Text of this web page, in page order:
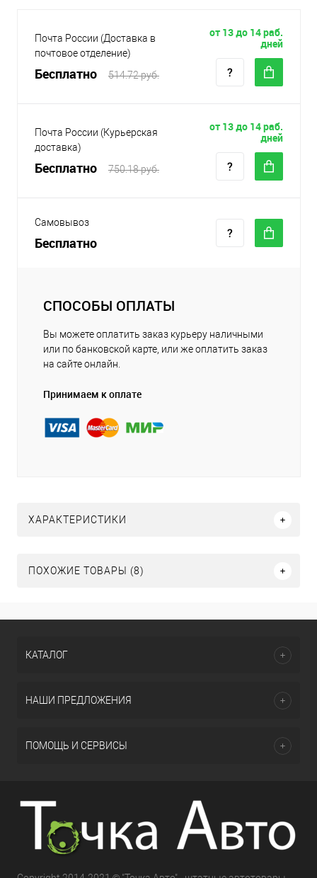
Почта России (Доставка в
почтовое отделение)
Бесплатно 514.72 руб.
от 13 до 14 раб.
дней
Почта России (Курьерская
доставка)
Бесплатно 750.18 руб.
от 13 до 14 раб.
дней
Самовывоз
Бесплатно
СПОСОБЫ ОПЛАТЫ
Вы можете оплатить заказ курьеру наличными
или по банковской карте, или же оплатить заказ
на сайте онлайн.
Принимаем к оплате
ХАРАКТЕРИСТИКИ
ПОХОЖИЕ ТОВАРЫ (8)
КАТАЛОГ
НАШИ ПРЕДЛОЖЕНИЯ
ПОМОЩЬ И СЕРВИСЫ